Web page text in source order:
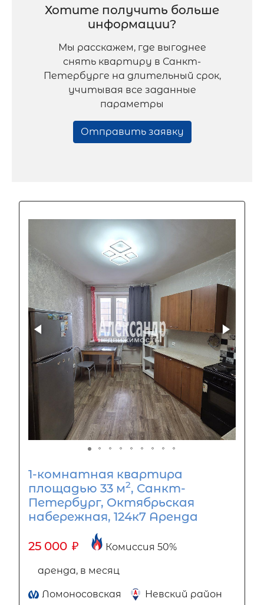
Хотите получить больше
информации?
Мы расскажем, где выгоднее
снять квартиру в Санкт-
Петербурге на длительный срок,
учитывая все заданные
параметры
Отправить заявку
1-комнатная квартира
площадью 33 м2, Санкт-
Петербург, Октябрьская
набережная, 124к7 Аренда
25 000 ₽ Комиссия 50%
аренда, в месяц
Ломоносовская Невский район